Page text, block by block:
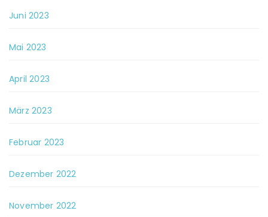
Juni 2023
Mai 2023
April 2023
März 2023
Februar 2023
Dezember 2022
November 2022